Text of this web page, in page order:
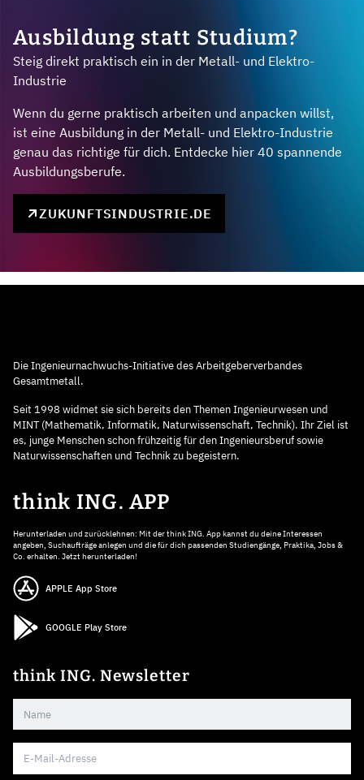
Ausbildung statt Studium?
Steig direkt praktisch ein in der Metall- und Elektro-
Industrie
Wenn du gerne praktisch arbeiten und anpacken willst,
ist eine Ausbildung in der Metall- und Elektro-Industrie
genau das richtige für dich. Entdecke hier 40 spannende
Ausbildungsberufe.
ZUKUNFTSINDUSTRIE.DE
Die Ingenieurnachwuchs-Initiative des Arbeitgeberverbandes
Gesamtmetall.
Seit 1998 widmet sie sich bereits den Themen Ingenieurwesen und
MINT (Mathematik, Informatik, Naturwissenschaft, Technik). Ihr Ziel ist
es, junge Menschen schon frühzeitig für den Ingenieursberuf sowie
Naturwissenschaften und Technik zu begeistern.
think ING. APP
Herunterladen und zurücklehnen: Mit der think ING. App kannst du deine Interessen
angeben, Suchaufträge anlegen und die für dich passenden Studiengänge, Praktika, Jobs &
Co. erhalten. Jetzt herunterladen!
APPLE App Store
GOOGLE Play Store
think ING. Newsletter